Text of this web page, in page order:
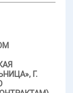
Г.